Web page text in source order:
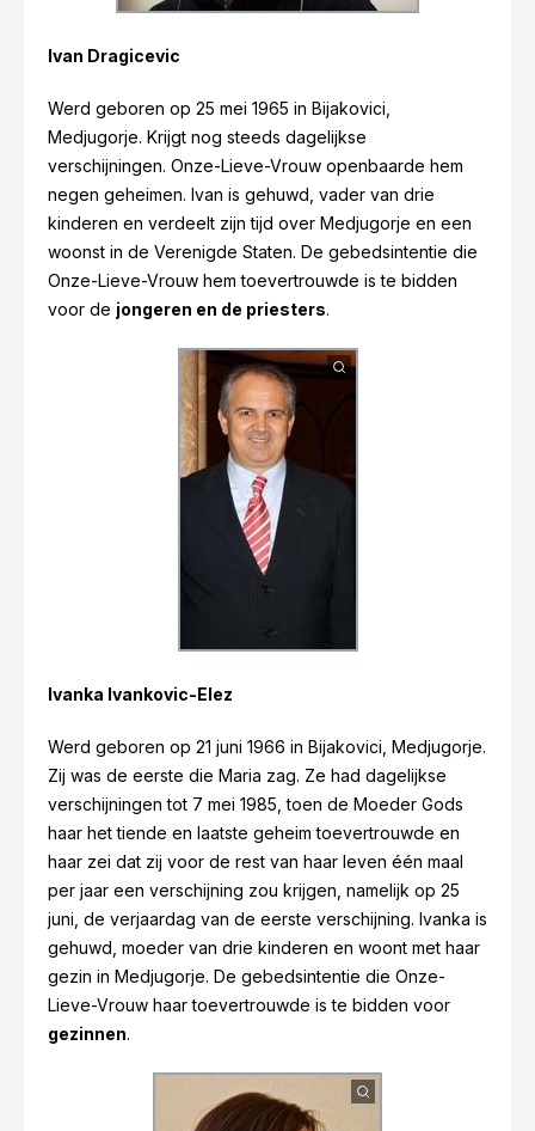
Jakov Colo
Ivan Dragicevic
Ivan Dragicevic
Werd geboren op 25 mei 1965 in Bijakovici,
Medjugorje. Krijgt nog steeds dagelijkse
verschijningen. Onze-Lieve-Vrouw openbaarde hem
negen geheimen. Ivan is gehuwd, vader van drie
kinderen en verdeelt zijn tijd over Medjugorje en een
woonst in de Verenigde Staten. De gebedsintentie die
Onze-Lieve-Vrouw hem toevertrouwde is te bidden
voor de jongeren en de priesters.
Ivanka Ivankovic-Elez
Werd geboren op 21 juni 1966 in Bijakovici, Medjugorje.
Zij was de eerste die Maria zag. Ze had dagelijkse
verschijningen tot 7 mei 1985, toen de Moeder Gods
haar het tiende en laatste geheim toevertrouwde en
haar zei dat zij voor de rest van haar leven één maal
per jaar een verschijning zou krijgen, namelijk op 25
juni, de verjaardag van de eerste verschijning. Ivanka is
gehuwd, moeder van drie kinderen en woont met haar
gezin in Medjugorje. De gebedsintentie die Onze-
Lieve-Vrouw haar toevertrouwde is te bidden voor
gezinnen.